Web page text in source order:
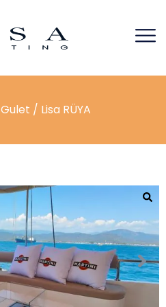
Gulet / Lisa RÜYA